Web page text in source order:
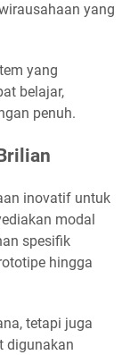
yang
yang
belajar,
penuh.
inovatif untuk
modal
spesifik
hingga
tetapi juga
digunakan